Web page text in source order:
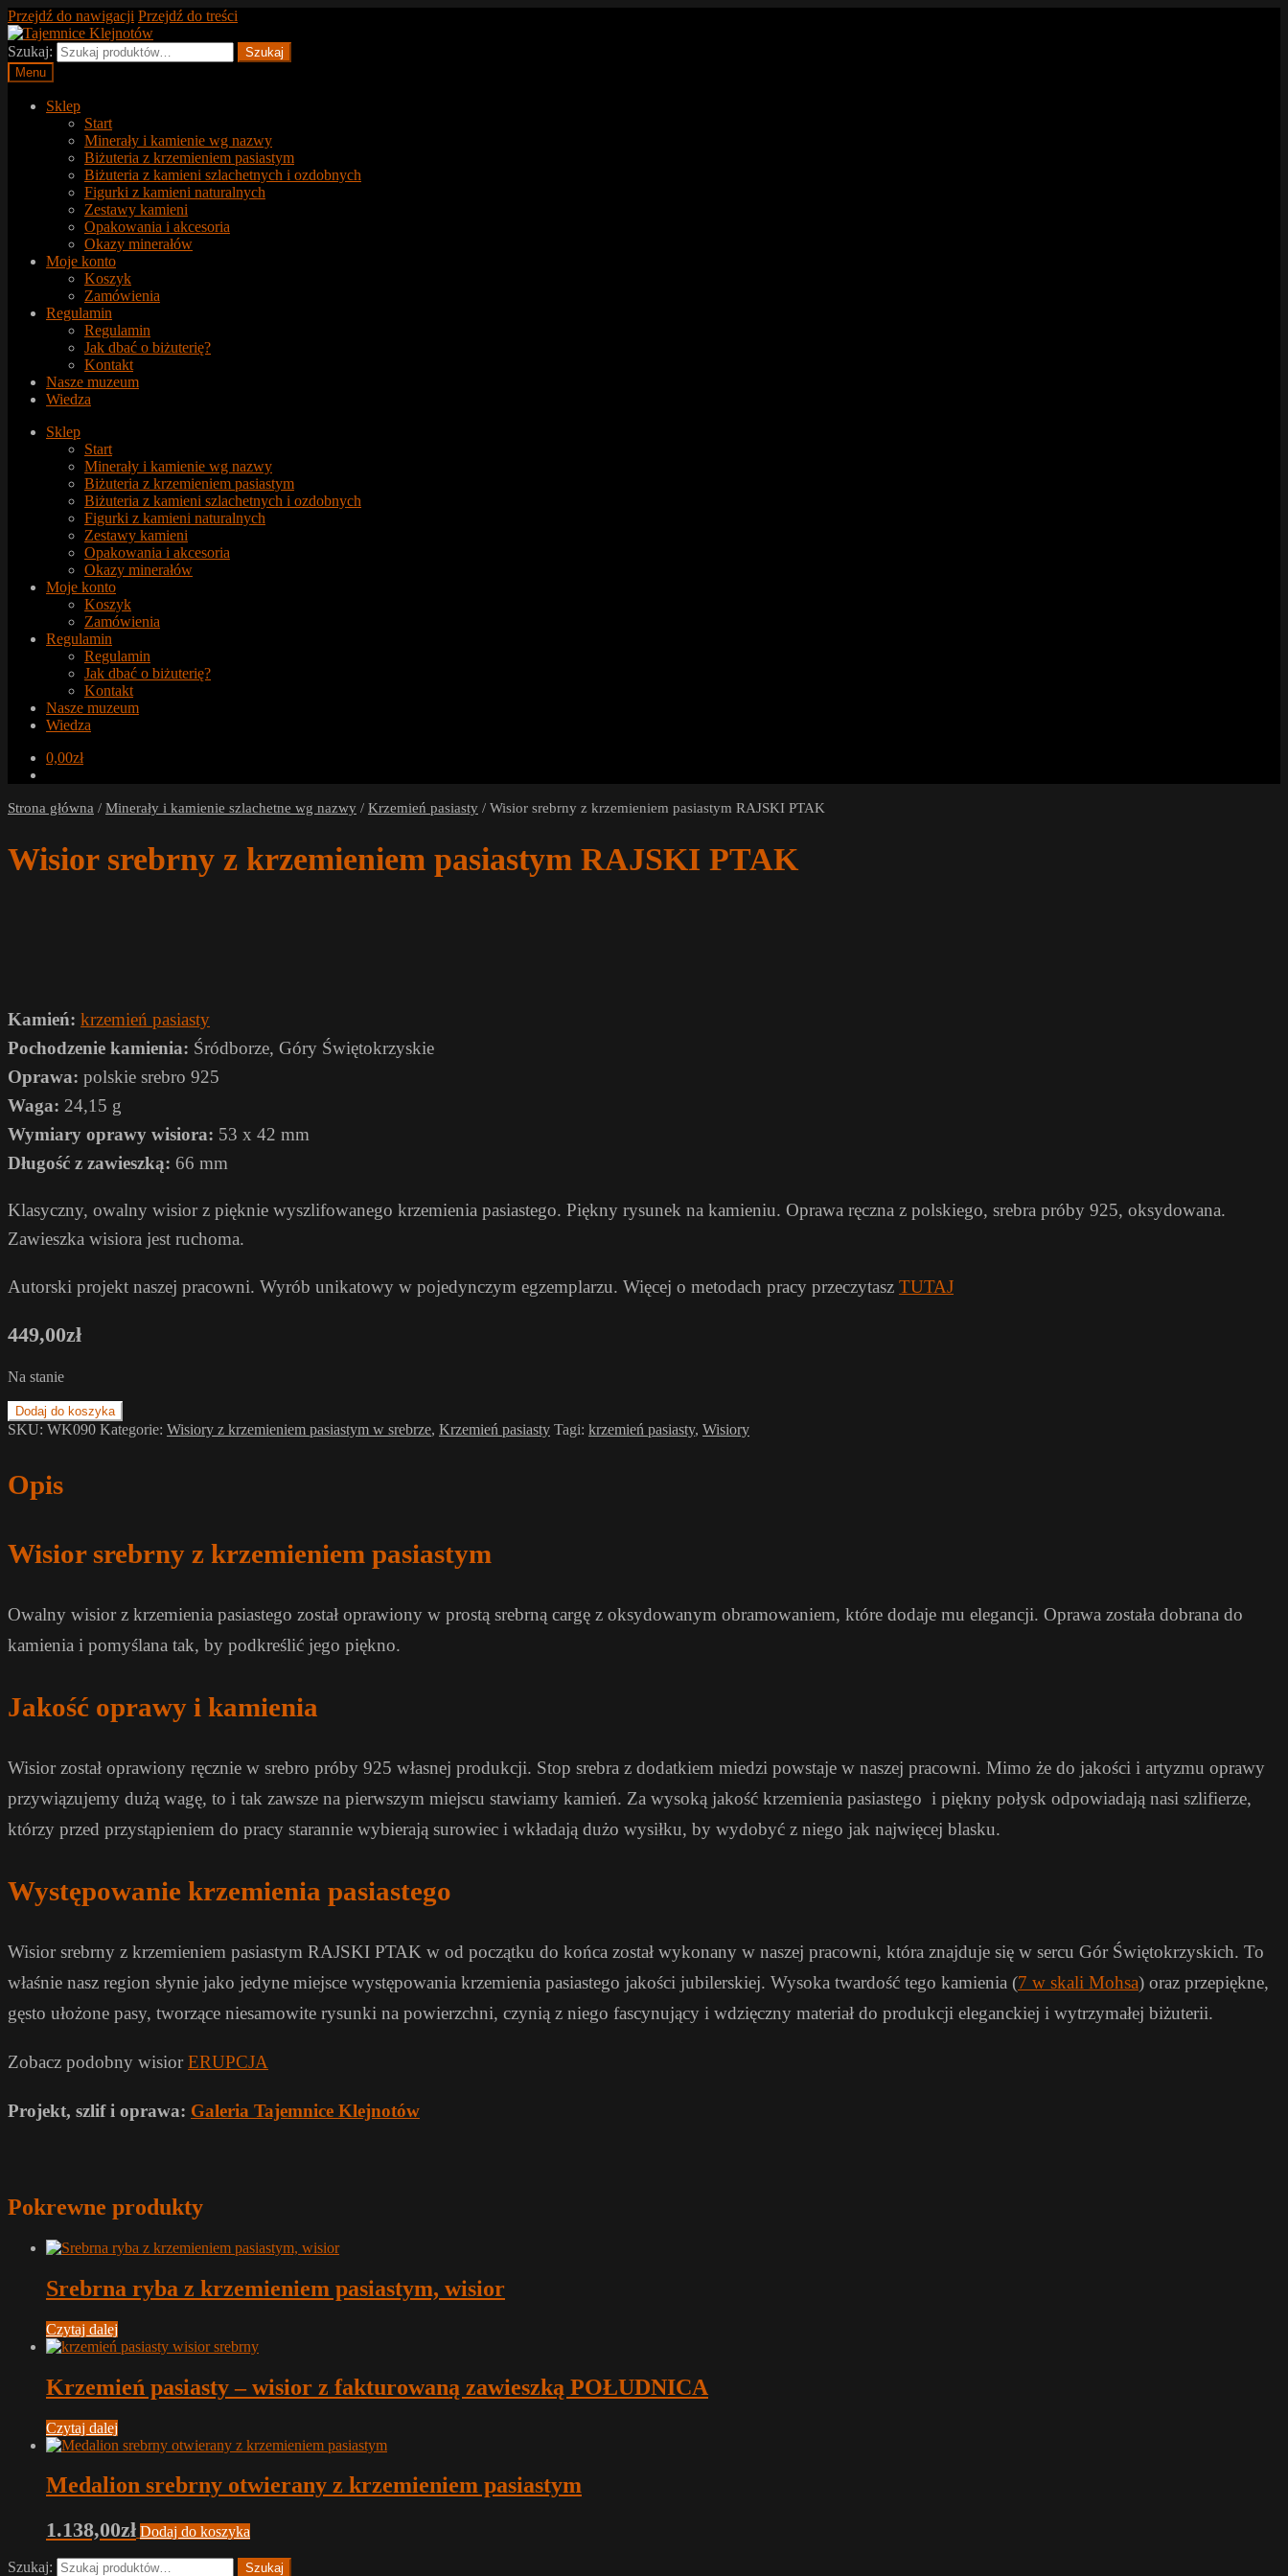
Przejdź do nawigacji Przejdź do treści
Szukaj:
Szukaj
Menu
Sklep
Start
Minerały i kamienie wg nazwy
Biżuteria z krzemieniem pasiastym
Biżuteria z kamieni szlachetnych i ozdobnych
Figurki z kamieni naturalnych
Zestawy kamieni
Opakowania i akcesoria
Okazy minerałów
Moje konto
Koszyk
Zamówienia
Regulamin
Regulamin
Jak dbać o biżuterię?
Kontakt
Nasze muzeum
Wiedza
Sklep
Start
Minerały i kamienie wg nazwy
Biżuteria z krzemieniem pasiastym
Biżuteria z kamieni szlachetnych i ozdobnych
Figurki z kamieni naturalnych
Zestawy kamieni
Opakowania i akcesoria
Okazy minerałów
Moje konto
Koszyk
Zamówienia
Regulamin
Regulamin
Jak dbać o biżuterię?
Kontakt
Nasze muzeum
Wiedza
0,00zł
Strona główna / Minerały i kamienie szlachetne wg nazwy / Krzemień pasiasty / Wisior srebrny z krzemieniem pasiastym RAJSKI PTAK
Wisior srebrny z krzemieniem pasiastym RAJSKI PTAK
Kamień: krzemień pasiasty
Pochodzenie kamienia: Śródborze, Góry Świętokrzyskie
Oprawa: polskie srebro 925
Waga: 24,15 g
Wymiary oprawy wisiora: 53 x 42 mm
Długość z zawieszką: 66 mm
Klasyczny, owalny wisior z pięknie wyszlifowanego krzemienia pasiastego. Piękny rysunek na kamieniu. Oprawa ręczna z polskiego, srebra próby 925, oksydowana.
Zawieszka wisiora jest ruchoma.
Autorski projekt naszej pracowni. Wyrób unikatowy w pojedynczym egzemplarzu. Więcej o metodach pracy przeczytasz TUTAJ
449,00zł
Na stanie
Dodaj do koszyka
SKU: WK090 Kategorie: Wisiory z krzemieniem pasiastym w srebrze, Krzemień pasiasty Tagi: krzemień pasiasty, Wisiory
Opis
Wisior srebrny z krzemieniem pasiastym
Owalny wisior z krzemienia pasiastego został oprawiony w prostą srebrną cargę z oksydowanym obramowaniem, które dodaje mu elegancji. Oprawa została dobrana do
kamienia i pomyślana tak, by podkreślić jego piękno.
Jakość oprawy i kamienia
Wisior został oprawiony ręcznie w srebro próby 925 własnej produkcji. Stop srebra z dodatkiem miedzi powstaje w naszej pracowni. Mimo że do jakości i artyzmu oprawy
przywiązujemy dużą wagę, to i tak zawsze na pierwszym miejscu stawiamy kamień. Za wysoką jakość krzemienia pasiastego i piękny połysk odpowiadają nasi szlifierze,
którzy przed przystąpieniem do pracy starannie wybierają surowiec i wkładają dużo wysiłku, by wydobyć z niego jak najwięcej blasku.
Występowanie krzemienia pasiastego
Wisior srebrny z krzemieniem pasiastym RAJSKI PTAK w od początku do końca został wykonany w naszej pracowni, która znajduje się w sercu Gór Świętokrzyskich. To
właśnie nasz region słynie jako jedyne miejsce występowania krzemienia pasiastego jakości jubilerskiej. Wysoka twardość tego kamienia (7 w skali Mohsa) oraz przepiękne,
gęsto ułożone pasy, tworzące niesamowite rysunki na powierzchni, czynią z niego fascynujący i wdzięczny materiał do produkcji eleganckiej i wytrzymałej biżuterii.
Zobacz podobny wisiorERUPCJA
Projekt, szlif i oprawa: Galeria Tajemnice Klejnotów
Pokrewne produkty
Srebrna ryba z krzemieniem pasiastym, wisior
Czytaj dalej
Krzemień pasiasty – wisior z fakturowaną zawieszką POŁUDNICA
Czytaj dalej
Medalion srebrny otwierany z krzemieniem pasiastym
1.138,00zł Dodaj do koszyka
Szukaj: Szukaj